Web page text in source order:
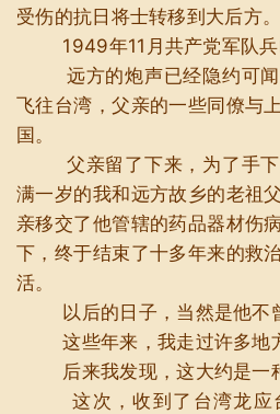
受伤的抗日将士转移到大后方。
1949年11月共产党军队兵
远方的炮声已经隐约可闻
飞往台湾，父亲的一些同僚与
国。
父亲留了下来，为了手下
满一岁的我和远方故乡的老祖
亲移交了他管辖的药品器材伤
下，终于结束了十多年来的救
活。
以后的日子，当然是他不曾
这些年来，我走过许多地方
后来我发现，这大约是一
这次，收到了台湾龙应